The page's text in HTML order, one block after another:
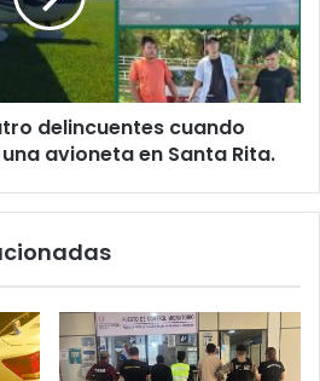
delincuentes cuando
avioneta en Santa Rita.